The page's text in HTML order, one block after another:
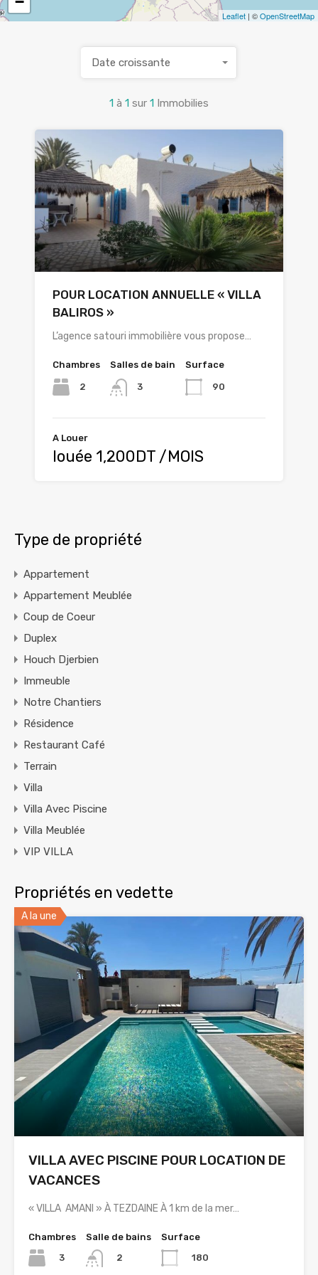
Leaflet | ©OpenStreetMap
1 à 1 sur 1 Immobilies
Date croissante
POUR LOCATION ANNUELLE « VILLA
BALIROS »
L’agence satouri immobilière vous propose…
Chambres
2
Salles de bain
3
Surface
90
A Louer
louée 1,200DT /MOIS
Type de propriété
Appartement
Appartement Meublée
Coup de Coeur
Duplex
Houch Djerbien
Immeuble
Notre Chantiers
Résidence
Restaurant Café
Terrain
Villa
Villa Avec Piscine
Villa Meublée
VIP VILLA
Propriétés en vedette
A la une
VILLA AVEC PISCINE POUR LOCATION DE
VACANCES
« VILLA AMANI » À TEZDAINE À 1 km de la mer…
Chambres
3
Salle de bains
2
Surface
180